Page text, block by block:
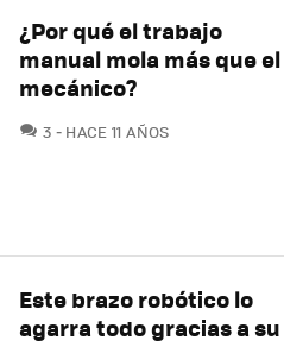
¿Por qué el trabajo
manual mola más que el
mecánico?
3 COMENTARIOS
HACE 11 AÑOS
Este brazo robótico lo
agarra todo gracias a su